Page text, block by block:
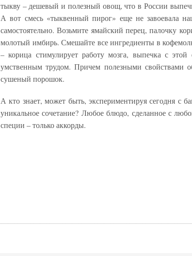
тыкву – дешевый и полезный овощ, что в России
А вот смесь «тыквенный пирог» еще не завоевала
самостоятельно. Возьмите ямайский перец, палочку
молотый имбирь. Смешайте все ингредиенты в
– корица стимулирует работу мозга, выпечка с этой
умственным трудом. Причем полезными свойствами
сушеный порошок.
А кто знает, может быть, экспериментируя сегодня с
уникальное сочетание? Любое блюдо, сделанное с
специи – только аккорды.